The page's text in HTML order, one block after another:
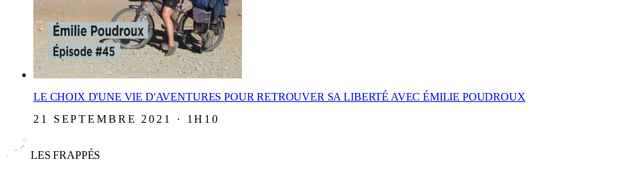
LE CHOIX D'UNE VIE D'AVENTURES POUR RETROUVER SA LIBERTÉ AVEC ÉMILIE POUDROUX
21 SEPTEMBRE 2021 · 1H10
LES FRAPPÉS